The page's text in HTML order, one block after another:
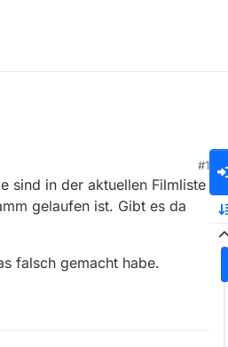
#1
sind in der aktuellen Filmliste
gelaufen ist. Gibt es da
falsch gemacht habe.